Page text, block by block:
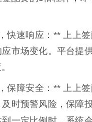
快速响应：** 上上
市场变化。平台提
保障安全：** 上上
时预警风险，保障